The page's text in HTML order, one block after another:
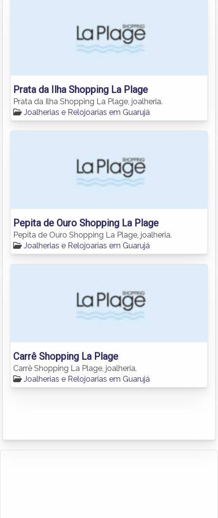
Prata da Ilha Shopping La Plage
Prata da Ilha Shopping La Plage, joalheria.
Joalherias e Relojoarias em Guarujá
Pepita de Ouro Shopping La Plage
Pepita de Ouro Shopping La Plage, joalheria.
Joalherias e Relojoarias em Guarujá
Carrê Shopping La Plage
Carrê Shopping La Plage, joalheria.
Joalherias e Relojoarias em Guarujá